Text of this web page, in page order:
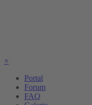
×
Portal
Forum
FAQ